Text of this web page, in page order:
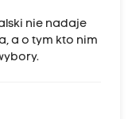
nie nadaje
a o tym kto nim